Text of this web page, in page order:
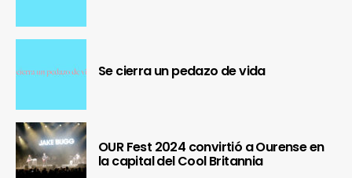
Se cierra un pedazo de vida
OUR Fest 2024 convirtió a Ourense en
la capital del Cool Britannia